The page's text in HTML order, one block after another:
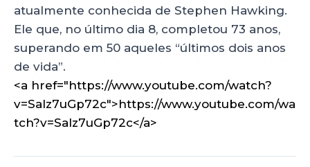
atualmente conhecida de Stephen Hawking.
Ele que, no último dia 8, completou 73 anos,
superando em 50 aqueles “últimos dois anos
de vida”.
<a href="https://www.youtube.com/watch?
v=Salz7uGp72c">https://www.youtube.com/wa
tch?v=Salz7uGp72c</a>